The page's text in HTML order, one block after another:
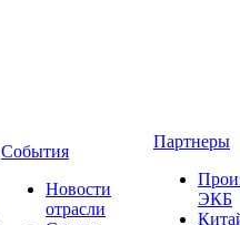
События
Новости
отрасли
Партнеры
ЭКБ